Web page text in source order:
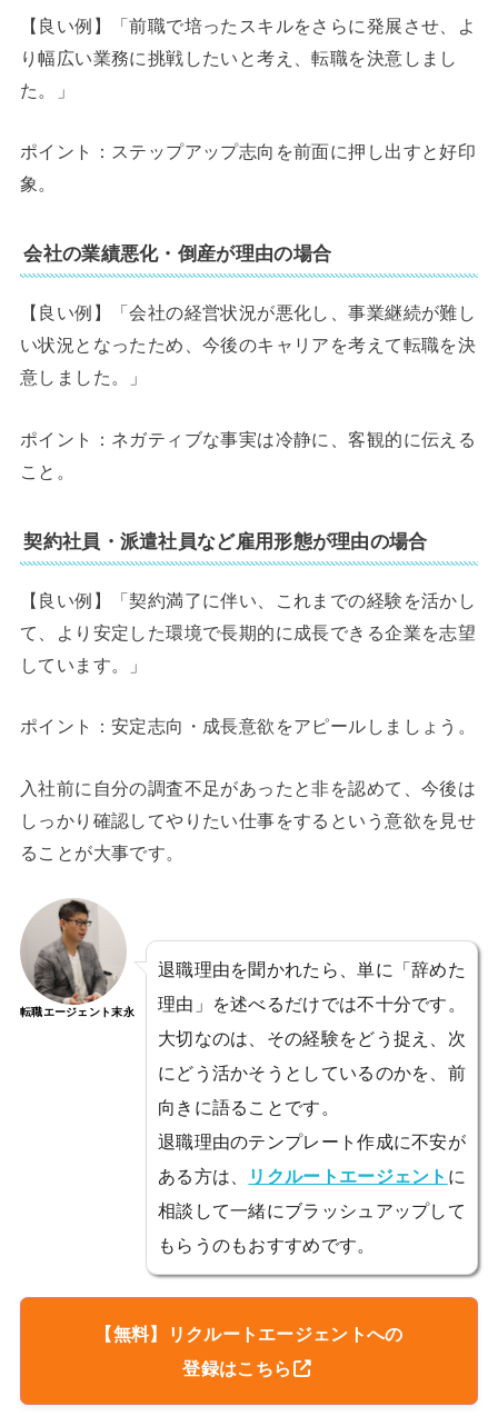
【良い例】「前職で培ったスキルをさらに発展させ、よ
り幅広い業務に挑戦したいと考え、転職を決意しまし
た。」
ポイント：ステップアップ志向を前面に押し出すと好印
象。
会社の業績悪化・倒産が理由の場合
【良い例】「会社の経営状況が悪化し、事業継続が難し
い状況となったため、今後のキャリアを考えて転職を決
意しました。」
ポイント：ネガティブな事実は冷静に、客観的に伝える
こと。
契約社員・派遣社員など雇用形態が理由の場合
【良い例】「契約満了に伴い、これまでの経験を活かし
て、より安定した環境で長期的に成長できる企業を志望
しています。」
ポイント：安定志向・成長意欲をアピールしましょう。
入社前に自分の調査不足があったと非を認めて、今後は
しっかり確認してやりたい仕事をするという意欲を見せ
ることが大事です。
転職エージェント末永
退職理由を聞かれたら、単に「辞めた
理由」を述べるだけでは不十分です。
大切なのは、その経験をどう捉え、次
にどう活かそうとしているのかを、前
向きに語ることです。
退職理由のテンプレート作成に不安が
ある方は、
リクルートエージェント に
相談して一緒にブラッシュアップして
もらうのもおすすめです。
【無料】リクルートエージェントへの
登録はこちら